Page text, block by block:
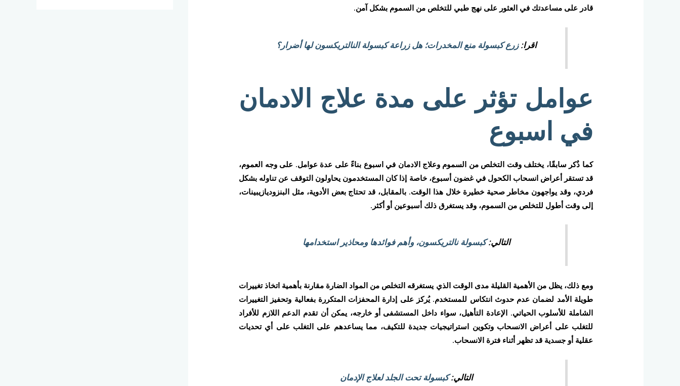
قادر على مساعدتك في العثور على نهج طبي للتخلص من السموم بشكل آمن.
اقرا:زرع كبسولة منع المخدرات؛ هل زراعة كبسولة النالتريكسون لها أضرار؟
عوامل تؤثر على مدة علاج الادمان
في اسبوع
كما ذُكر سابقًا، يختلف وقت التخلص من السموم وعلاج الادمان في اسبوع بناءً على عدة عوامل. على وجه العموم،
قد تستقر أعراض انسحاب الكحول في غضون أسبوع، خاصة إذا كان المستخدمون يحاولون التوقف عن تناوله بشكل
فردي، وقد يواجهون مخاطر صحية خطيرة خلال هذا الوقت. بالمقابل، قد تحتاج بعض الأدوية، مثل البنزوديازيبينات،
إلى وقت أطول للتخلص من السموم، وقد يستغرق ذلك أسبوعين أو أكثر.
التالي:كبسولة نالتريكسون، وأهم فوائدها ومحاذير استخدامها
ومع ذلك، يظل من الأهمية القليلة مدى الوقت الذي يستغرقه التخلص من المواد الضارة مقارنة بأهمية اتخاذ تغييرات
طويلة الأمد لضمان عدم حدوث انتكاس للمستخدم. يُركز على إدارة المحفزات المتكررة بفعالية وتحفيز التغييرات
الشاملة للأسلوب الحياتي. الإعادة التأهيل، سواء داخل المستشفى أو خارجه، يمكن أن تقدم الدعم اللازم للأفراد
للتغلب على أعراض الانسحاب وتكوين استراتيجيات جديدة للتكيف، مما يساعدهم على التغلب على أي تحديات
عقلية أو جسدية قد تظهر أثناء فترة الانسحاب.
التالي:كبسولة تحت الجلد لعلاج الإدمان